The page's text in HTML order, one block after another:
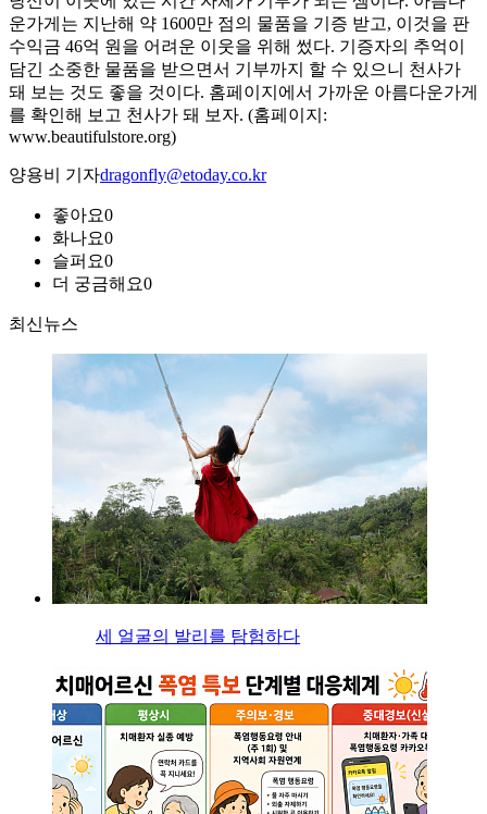
운가게는 지난해 약 1600만 점의 물품을 기증 받고, 이것을 판
수익금 46억 원을 어려운 이웃을 위해 썼다. 기증자의 추억이
담긴 소중한 물품을 받으면서 기부까지 할 수 있으니 천사가
돼 보는 것도 좋을 것이다. 홈페이지에서 가까운 아름다운가게
를 확인해 보고 천사가 돼 보자. (홈페이지:
www.beautifulstore.org)
양용비 기자dragonfly@etoday.co.kr
좋아요0
화나요0
슬퍼요0
더 궁금해요0
최신뉴스
세 얼굴의 발리를 탐험하다